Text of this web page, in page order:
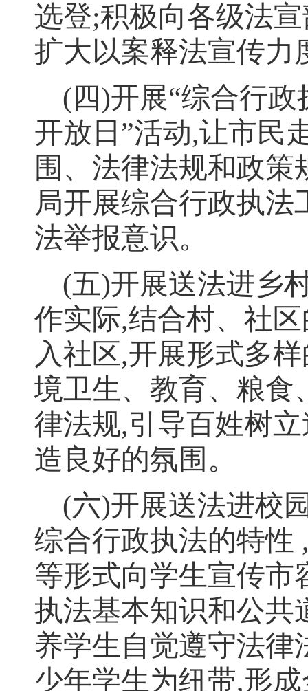
选登;积极向各级法
扩大以案释法宣传力
(四)开展“综合行政
开放日 ”活动,让市民
围、法律法规和政
局开展综合行政执法
法举报意识。
(五)开展送法进乡
作实际,结合村、社
入社区,开展形式多
境卫生、教育、粮食
律法规,引导百姓树
造良好的氛围 。
(六)开展送法进校
综合行政执法的特性
等形式向学生宣传市
执法基本知识和公共
养学生自觉遵守法律
少年学生为纽带,形